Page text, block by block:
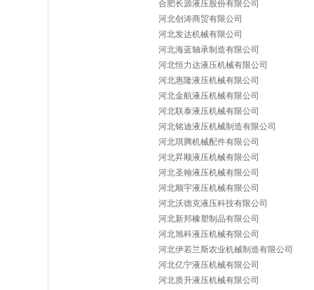
合肥长源液压股份有限公司
河北创涛商贸有限公司
河北发达机械有限公司
河北海蓝轴承制造有限公司
河北恒力达液压机械有限公司
河北惠隆液压机械有限公司
河北金航液压机械有限公司
河北联泰液压机械有限公司
河北铭迪液压机械制造有限公司
河北琪腾机械配件有限公司
河北昇顺液压机械有限公司
河北圣翰液压机械有限公司
河北顺宇液压机械有限公司
河北沃德克液压科技有限公司
河北新邦橡塑制品有限公司
河北旭科液压机械有限公司
河北伊若兰斯农业机械制造有限公司
河北亿宁液压机械有限公司
河北质升液压机械有限公司